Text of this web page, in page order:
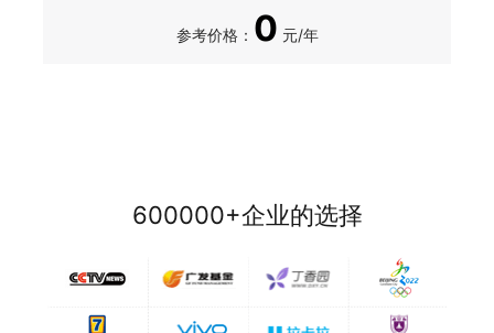
参考价格： 0 元/年
600000+企业的选择